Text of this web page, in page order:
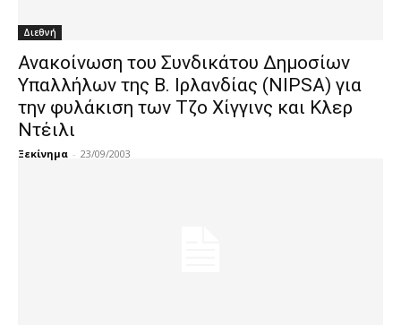
Διεθνή
Ανακοίνωση του Συνδικάτου Δημοσίων
Υπαλλήλων της Β. Ιρλανδίας (NIPSA) για
την φυλάκιση των Τζο Χίγγινς και Κλερ
Ντέιλι
Ξεκίνημα - 23/09/2003